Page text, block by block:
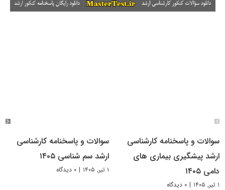
سوالات و پاسخنامه کارشناسی
ارشد پیشگیری بیماری های
دامی ۱۴۰۵
۱ تیر, ۱۴۰۵ | ۰ دیدگاه
سوالات و پاسخنامه کارشناسی
ارشد سم شناسی ۱۴۰۵
۱ تیر, ۱۴۰۵ | ۰ دیدگاه